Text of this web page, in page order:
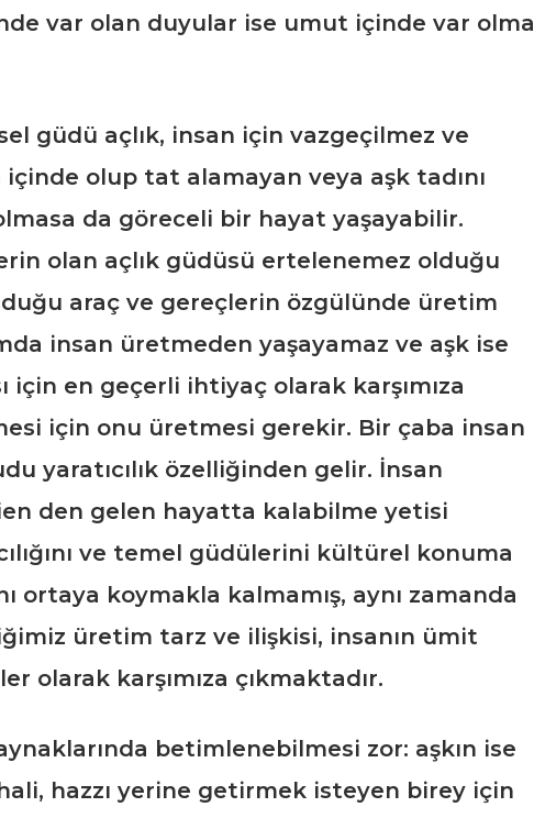
var olan duyular ise umut içinde var olma
güdü açlık, insan için vazgeçilmez ve
içinde olup tat alamayan veya aşk tadını
da göreceli bir hayat yaşayabilir.
olan açlık güdüsü ertelenemez olduğu
araç ve gereçlerin özgülünde üretim
insan üretmeden yaşayamaz ve aşk ise
için en geçerli ihtiyaç olarak karşımıza
için onu üretmesi gerekir. Bir çaba insan
yaratıcılık özelliğinden gelir. İnsan
den gelen hayatta kalabilme yetisi
ve temel güdülerini kültürel konuma
ortaya koymakla kalmamış, aynı zamanda
üretim tarz ve ilişkisi, insanın ümit
olarak karşımıza çıkmaktadır.
betimlenebilmesi zor: aşkın ise
hazzı yerine getirmek isteyen birey için